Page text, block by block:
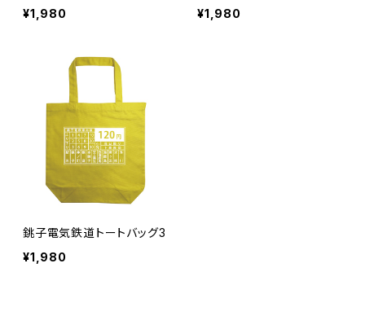
¥1,980
¥1,980
銚子電気鉄道トートバッグ3
¥1,980